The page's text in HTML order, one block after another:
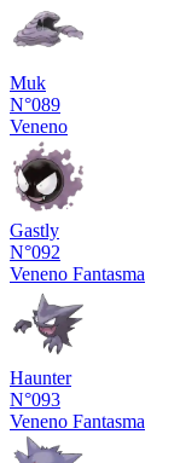
Muk
N°089
Veneno
Gastly
N°092
Veneno Fantasma
Haunter
N°093
Veneno Fantasma